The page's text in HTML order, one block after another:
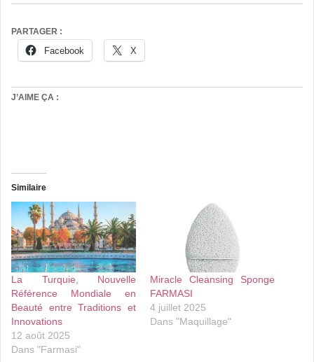
PARTAGER :
Facebook X
J’AIME ÇA :
Similaire
La Turquie, Nouvelle
Référence Mondiale en
Beauté entre Traditions et
Innovations
12 août 2025
Dans "Farmasi"
Miracle Cleansing Sponge
FARMASI
4 juillet 2025
Dans "Maquillage"